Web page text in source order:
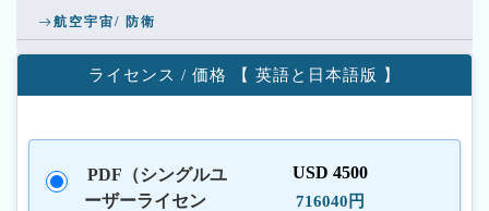
航空宇宙/ 防衛
ライセンス / 価格 【 英語と日本語版 】
PDF（シングルユ
ーザーライセン
USD 4500
716040円